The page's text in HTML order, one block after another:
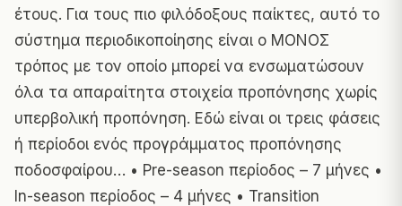
έτους. Για τους πιο φιλόδοξους παίκτες, αυτό το
σύστημα περιοδικοποίησης είναι ο ΜΟΝΟΣ
τρόπος με τον οποίο μπορεί να ενσωματώσουν
όλα τα απαραίτητα στοιχεία προπόνησης χωρίς
υπερβολική προπόνηση. Εδώ είναι οι τρεις φάσεις
ή περίοδοι ενός προγράμματος προπόνησης
ποδοσφαίρου… • Pre-season περίοδος – 7 μήνες •
In-season περίοδος – 4 μήνες • Transition